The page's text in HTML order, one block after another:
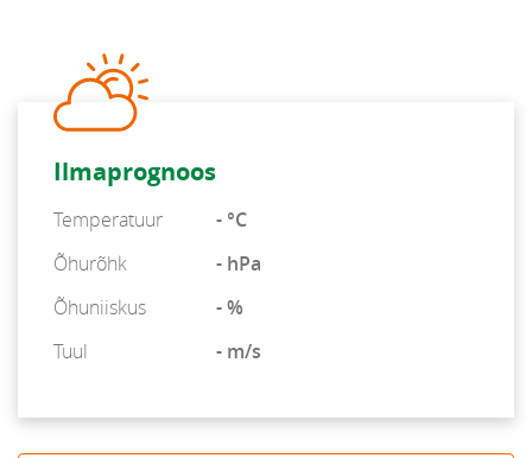
Ilmaprognoos
Temperatuur
- °C
Õhurõhk
- hPa
Õhuniiskus
- %
Tuul
- m/s